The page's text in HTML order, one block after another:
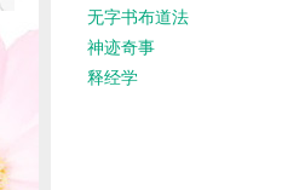
无字书布道法
神迹奇事
释经学